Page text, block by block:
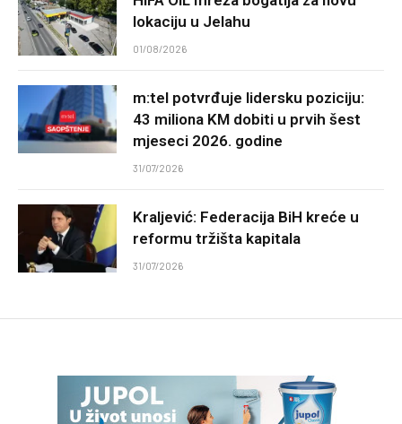
lokaciju u Jelahu
01/08/2026
m:tel potvrđuje lidersku poziciju:
43 miliona KM dobiti u prvih šest
mjeseci 2026. godine
31/07/2026
Kraljević: Federacija BiH kreće u
reformu tržišta kapitala
31/07/2026